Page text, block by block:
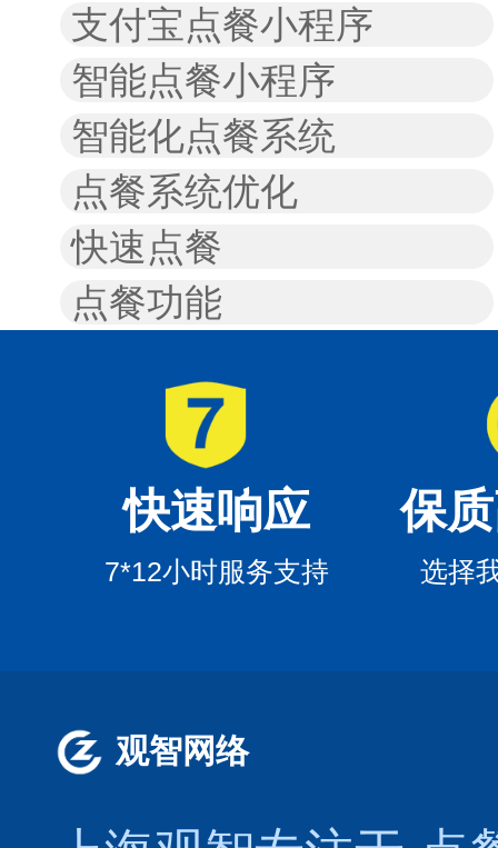
支付宝点餐小程序
智能点餐小程序
智能化点餐系统
点餐系统优化
快速点餐
点餐功能
快速响应
7*12小时服务支持
保
选择
观智网络